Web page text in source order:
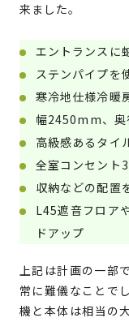
来ました。
エントランスに
ステンパイプを
寒冷地仕様冷暖
幅2450mm、
高級感あるタイ
全室コンセント
収納などの配置
L45遮音フロア
ドアップ
上記は計画の一部
常に難儀なことで
機と本体は相当の